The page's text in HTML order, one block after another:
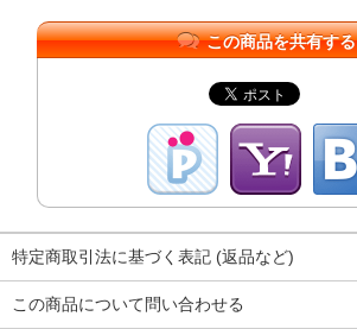
この商品を共有する
特定商取引法に基づく表記 (返品など)
この商品について問い合わせる